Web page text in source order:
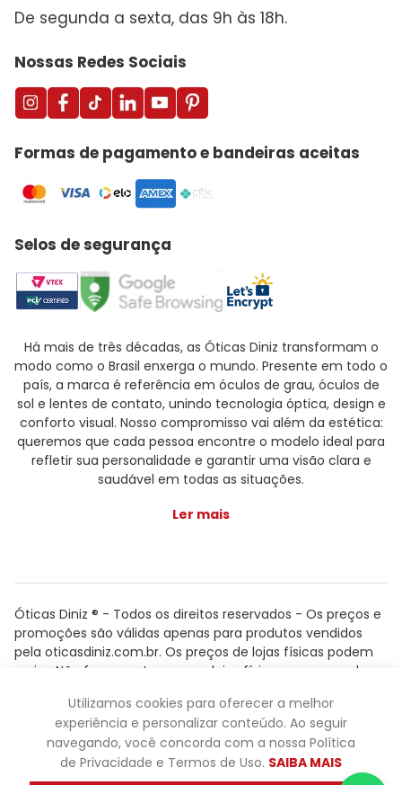
De segunda a sexta, das 9h às 18h.
Nossas Redes Sociais
Formas de pagamento e bandeiras aceitas
Selos de segurança
Há mais de três décadas, as Óticas Diniz transformam o
modo como o Brasil enxerga o mundo. Presente em todo o
país, a marca é referência em óculos de grau, óculos de
sol e lentes de contato, unindo tecnologia óptica, design e
conforto visual. Nosso compromisso vai além da estética:
queremos que cada pessoa encontre o modelo ideal para
refletir sua personalidade e garantir uma visão clara e
saudável em todas as situações.
Ler mais
Óticas Diniz ® - Todos os direitos reservados - Os preços e
promoções são válidas apenas para produtos vendidos
pela oticasdiniz.com.br. Os preços de lojas físicas podem
variar. Não fazemos trocas em lojas físicas, apenas pelo
Powered by
Utilizamos cookies para oferecer a melhor
experiência e personalizar conteúdo. Ao seguir
navegando, você concorda com a nossa Política
de Privacidade e Termos de Uso. SAIBA MAIS